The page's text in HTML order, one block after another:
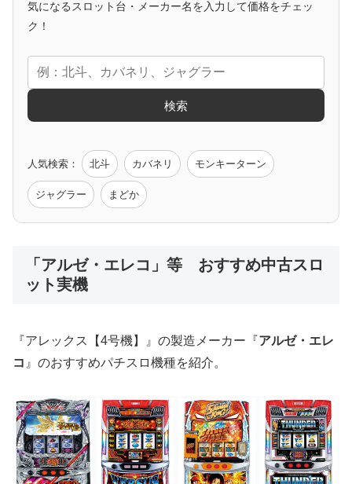
アニメタイアップ
エヴァ コードギアス 化物語 炎炎ノ消防隊
モンハン バイオ ペルソナ
値下げ台 ディスクアップ
気になるスロット台・メーカー名を入力して価格をチェッ
ク！
検索
人気検索： 北斗 カバネリ モンキーターン
ジャグラー まどか
「アルゼ・エレコ」等 おすすめ中古スロ
ット実機
『アレックス【4号機】』の製造メーカー『アルゼ・エレ
コ 』のおすすめパチスロ機種を紹介。